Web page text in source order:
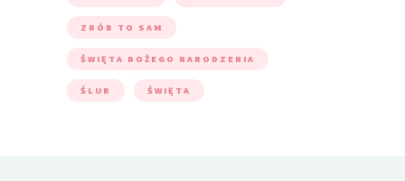
ZRÓB TO SAM
ŚWIĘTA BOŻEGO NARODZENIA
ŚLUB ŚWIĘTA